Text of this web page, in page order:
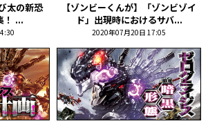
太の新恐
！ ...
【ゾンビーくんが】「ゾンビゾイ
ド」出現時におけるサバ...
2020年07月20日 17:05